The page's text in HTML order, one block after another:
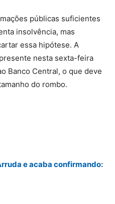
públicas suficientes
insolvência, mas
essa hipótese. A
nesta sexta-feira
Banco Central, o que deve
do rombo.
e acaba confirmando: